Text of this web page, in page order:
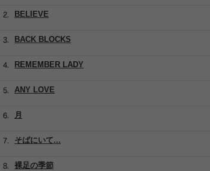
REMEMBER LADY
裸足の季節
ANY LOVE
月
そばにいて...
BELIEVE
BACK BLOCKS